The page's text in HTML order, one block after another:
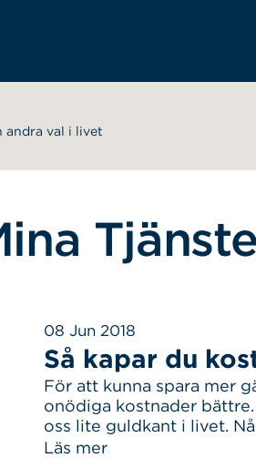
andra val i livet
08 Jun 2018
Så kapar du
För att kunna spara mer
onödiga kostnader
oss lite guldkant i livet.
det är onödiga
Läs mer